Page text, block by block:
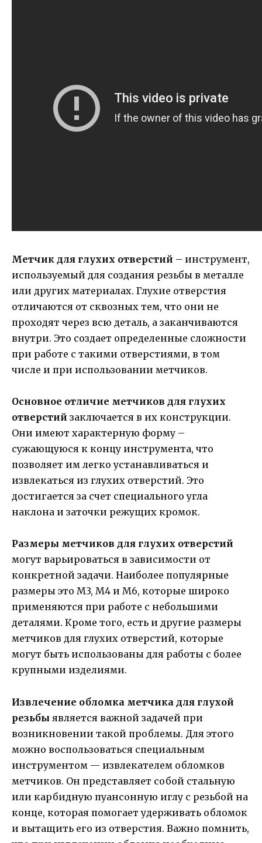
Метчик для глухих отверстий – инструмент,
используемый для создания резьбы в металле
или других материалах. Глухие отверстия
отличаются от сквозных тем, что они не
проходят через всю деталь, а заканчиваются
внутри. Это создает определенные сложности
при работе с такими отверстиями, в том
числе и при использовании метчиков.
Основное отличие метчиков для глухих
отверстий заключается в их конструкции.
Они имеют характерную форму –
сужающуюся к концу инструмента, что
позволяет им легко устанавливаться и
извлекаться из глухих отверстий. Это
достигается за счет специального угла
наклона и заточки режущих кромок.
Размеры метчиков для глухих отверстий
могут варьироваться в зависимости от
конкретной задачи. Наиболее популярные
размеры это М3, М4 и М6, которые широко
применяются при работе с небольшими
деталями. Кроме того, есть и другие размеры
метчиков для глухих отверстий, которые
могут быть использованы для работы с более
крупными изделиями.
Извлечение обломка метчика для глухой
резьбы является важной задачей при
возникновении такой проблемы. Для этого
можно воспользоваться специальным
инструментом — извлекателем обломков
метчиков. Он представляет собой стальную
или карбидную пуансонную иглу с резьбой на
конце, которая помогает удерживать обломок
и вытащить его из отверстия. Важно помнить,